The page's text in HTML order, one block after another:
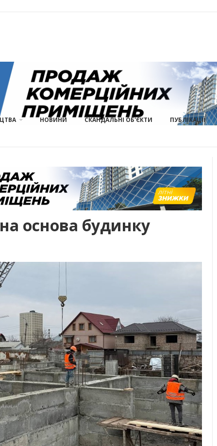
НОВИНИ СКАНДАЛЬНІ ОБ'ЄКТИ ПУБЛІКАЦІЇ
основа будинку